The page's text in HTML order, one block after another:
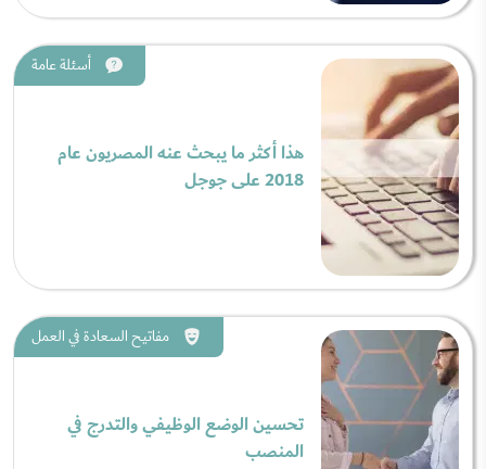
أسئلة عامة
هذا أكثر ما يبحث عنه المصريون عام
2018 على جوجل
مفاتيح السعادة في العمل
تحسين الوضع الوظيفي والتدرج في
المنصب